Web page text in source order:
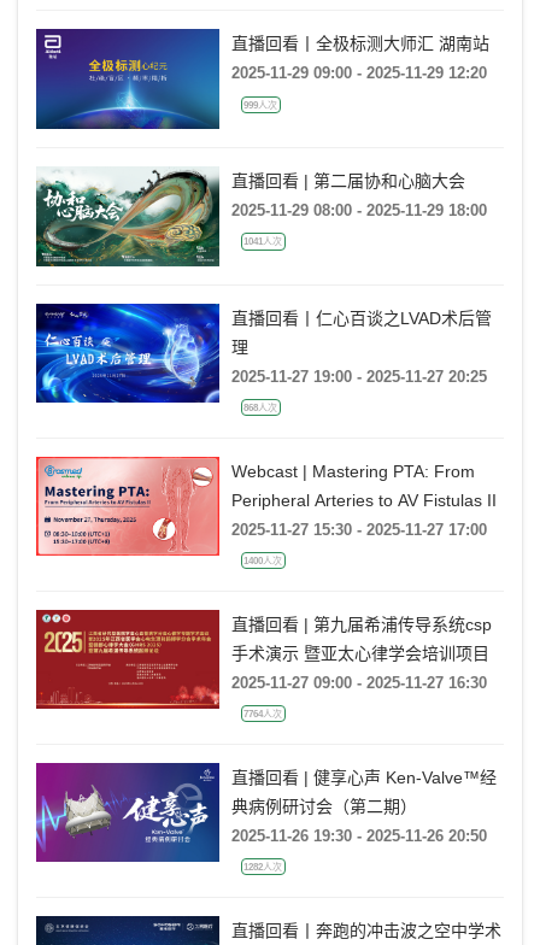
直播回看丨全极标测大师汇 湖南站
2025-11-29 09:00 - 2025-11-29 12:20
999人次
直播回看 | 第二届协和心脑大会
2025-11-29 08:00 - 2025-11-29 18:00
1041人次
直播回看丨仁心百谈之LVAD术后管
理
2025-11-27 19:00 - 2025-11-27 20:25
868人次
Webcast | Mastering PTA: From
Peripheral Arteries to AV Fistulas II
2025-11-27 15:30 - 2025-11-27 17:00
1400人次
直播回看 | 第九届希浦传导系统csp
手术演示 暨亚太心律学会培训项目
2025-11-27 09:00 - 2025-11-27 16:30
7764人次
直播回看 | 健享心声 Ken-Valve™经
典病例研讨会（第二期）
2025-11-26 19:30 - 2025-11-26 20:50
1282人次
直播回看丨奔跑的冲击波之空中学术